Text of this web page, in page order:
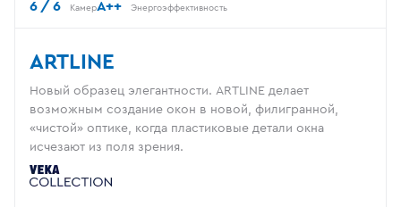
6 / 6 КамерA++ Энергоэффективность
ARTLINE
Новый образец элегантности. ARTLINE делает
возможным создание окон в новой, филигранной,
«чистой» оптике, когда пластиковые детали окна
исчезают из поля зрения.